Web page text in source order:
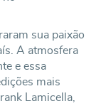
sua paixão
A atmosfera
e essa
mais
Lamicella,